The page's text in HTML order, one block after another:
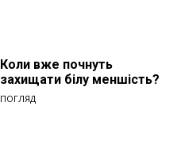
Коли вже почнуть
захищати білу меншість?
ПОГЛЯД